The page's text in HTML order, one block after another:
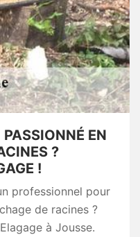
EN
?
!
professionnel pour
de racines ?
à Jousse.